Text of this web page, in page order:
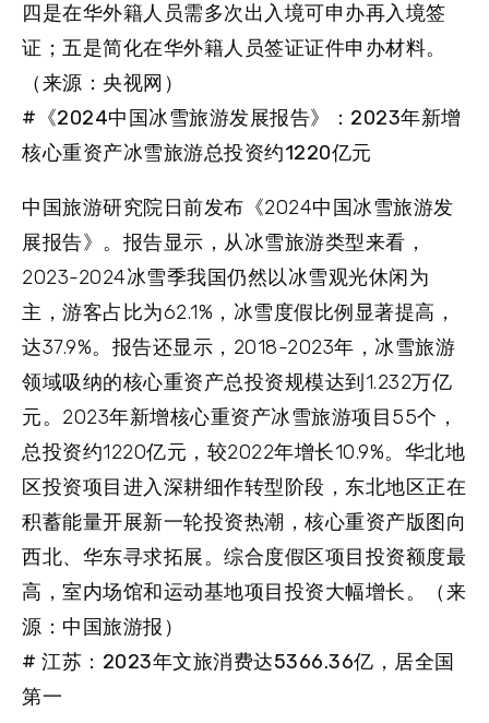
四是在华外籍人员需多次出入境可申办再入境签
证；五是简化在华外籍人员签证证件申办材料。
（来源：央视网）
#《2024中国冰雪旅游发展报告》：2023年新增
核心重资产冰雪旅游总投资约1220亿元
中国旅游研究院日前发布《2024中国冰雪旅游发
展报告》。报告显示，从冰雪旅游类型来看，
2023-2024冰雪季我国仍然以冰雪观光休闲为
主，游客占比为62.1%，冰雪度假比例显著提高，
达37.9%。报告还显示，2018-2023年，冰雪旅游
领域吸纳的核心重资产总投资规模达到1.232万亿
元。2023年新增核心重资产冰雪旅游项目55个，
总投资约1220亿元，较2022年增长10.9%。华北地
区投资项目进入深耕细作转型阶段，东北地区正在
积蓄能量开展新一轮投资热潮，核心重资产版图向
西北、华东寻求拓展。综合度假区项目投资额度最
高，室内场馆和运动基地项目投资大幅增长。（来
源：中国旅游报）
# 江苏：2023年文旅消费达5366.36亿，居全国
第一